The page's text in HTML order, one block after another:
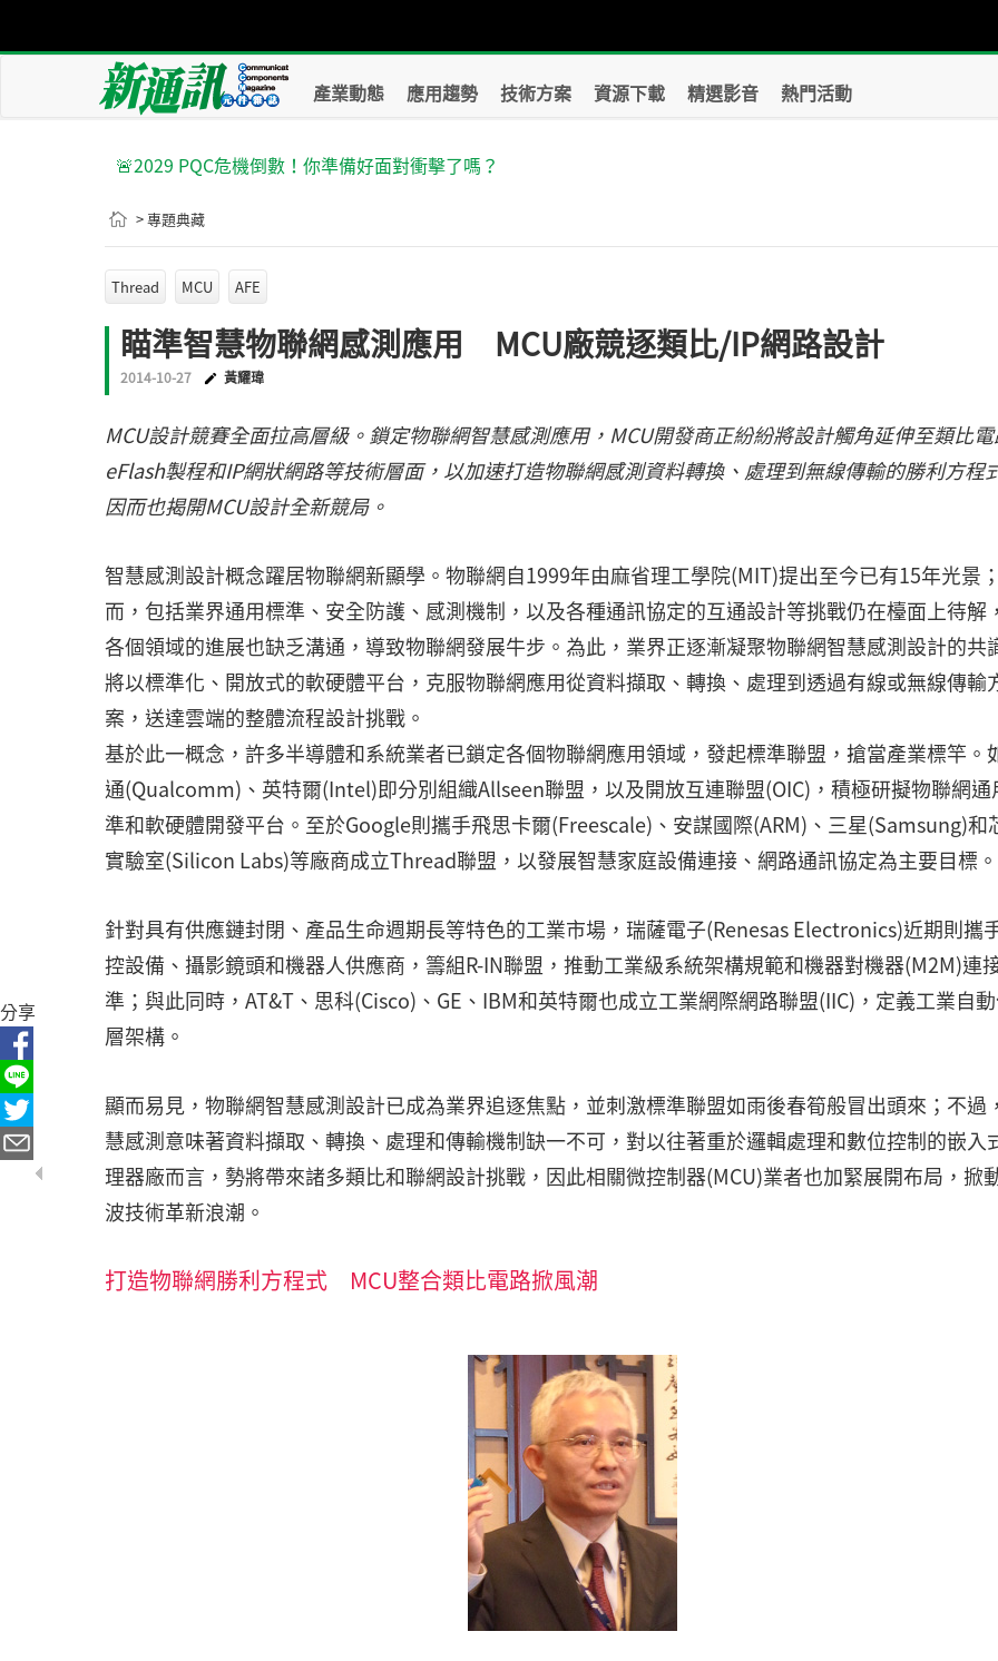
產業動態 應用趨勢 技術方案 資源下載 精選影音 熱門活動
🚨2029 PQC危機倒數！你準備好面對衝擊了嗎？
> 專題典藏
Thread MCU AFE
瞄準智慧物聯網感測應用 MCU廠競逐類比/IP網路設計
2014-10-27 黃耀瑋
MCU設計競賽全面拉高層級。鎖定物聯網智慧感測應用，MCU開發商正紛紛將設計觸角延伸至類比
eFlash製程和IP網狀網路等技術層面，以加速打造物聯網感測資料轉換、處理到無線傳輸的勝利方程
因而也揭開MCU設計全新競局。
智慧感測設計概念躍居物聯網新顯學。物聯網自1999年由麻省理工學院(MIT)提出至今已有15年光景
而，包括業界通用標準、安全防護、感測機制，以及各種通訊協定的互通設計等挑戰仍在檯面上待解
各個領域的進展也缺乏溝通，導致物聯網發展牛步。為此，業界正逐漸凝聚物聯網智慧感測設計的共
將以標準化、開放式的軟硬體平台，克服物聯網應用從資料擷取、轉換、處理到透過有線或無線傳輸
案，送達雲端的整體流程設計挑戰。
基於此一概念，許多半導體和系統業者已鎖定各個物聯網應用領域，發起標準聯盟，搶當產業標竿。
通(Qualcomm)、英特爾(Intel)即分別組織Allseen聯盟，以及開放互連聯盟(OIC)，積極研擬物聯網通
準和軟硬體開發平台。至於Google則攜手飛思卡爾(Freescale)、安謀國際(ARM)、三星(Samsung)和
實驗室(Silicon Labs)等廠商成立Thread聯盟，以發展智慧家庭設備連接、網路通訊協定為主要目標。
針對具有供應鏈封閉、產品生命週期長等特色的工業市場，瑞薩電子(Renesas Electronics)近期則攜
控設備、攝影鏡頭和機器人供應商，籌組R-IN聯盟，推動工業級系統架構規範和機器對機器(M2M)連
準；與此同時，AT&T、思科(Cisco)、GE、IBM和英特爾也成立工業網際網路聯盟(IIC)，定義工業自
層架構。
顯而易見，物聯網智慧感測設計已成為業界追逐焦點，並刺激標準聯盟如雨後春筍般冒出頭來；不過
慧感測意味著資料擷取、轉換、處理和傳輸機制缺一不可，對以往著重於邏輯處理和數位控制的嵌入
理器廠而言，勢將帶來諸多類比和聯網設計挑戰，因此相關微控制器(MCU)業者也加緊展開布局，掀
波技術革新浪潮。
打造物聯網勝利方程式 MCU整合類比電路掀風潮
分享